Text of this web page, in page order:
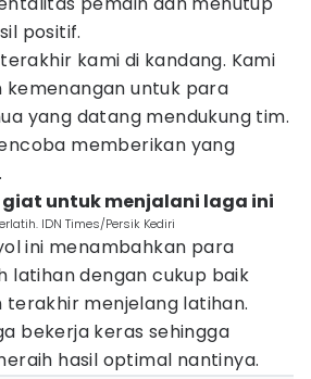
positif.
kami di kandang. Kami
kemenangan untuk para
yang datang mendukung tim.
memberikan yang
giat untuk menjalani laga ini
IDN Times/Persik Kediri
ini menambahkan para
latihan dengan cukup baik
menjelang latihan.
bekerja keras sehingga
hasil optimal nantinya.